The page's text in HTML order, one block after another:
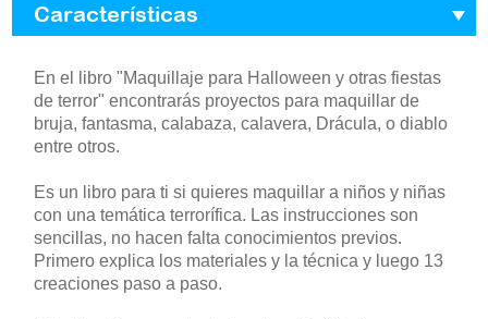
Características
En el libro "Maquillaje para Halloween y otras fiestas
de terror" encontrarás proyectos para maquillar de
bruja, fantasma, calabaza, calavera, Drácula, o diablo
entre otros.
Es un libro para ti si quieres maquillar a niños y niñas
con una temática terrorífica. Las instrucciones son
sencillas, no hacen falta conocimientos previos.
Primero explica los materiales y la técnica y luego 13
creaciones paso a paso.